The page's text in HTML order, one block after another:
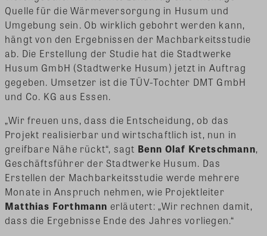
Quelle für die Wärmeversorgung in Husum und
Umgebung sein. Ob wirklich gebohrt werden kann,
hängt von den Ergebnissen der Machbarkeitsstudie
ab. Die Erstellung der Studie hat die Stadtwerke
Husum GmbH (Stadtwerke Husum) jetzt in Auftrag
gegeben. Umsetzer ist die TÜV-Tochter DMT GmbH
und Co. KG aus Essen.
„Wir freuen uns, dass die Entscheidung, ob das
Projekt realisierbar und wirtschaftlich ist, nun in
greifbare Nähe rückt“, sagt Benn Olaf Kretschmann,
Geschäftsführer der Stadtwerke Husum. Das
Erstellen der Machbarkeitsstudie werde mehrere
Monate in Anspruch nehmen, wie Projektleiter
Matthias Forthmann erläutert: „Wir rechnen damit,
dass die Ergebnisse Ende des Jahres vorliegen.“